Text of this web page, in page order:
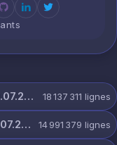
@HARMONYLOGS - FREE LOGS - 29.07.26.zip 18 137 311 lignes
@HARMONYLOGS - FREE LOGS - 13.07.26.zip 14 991 379 lignes